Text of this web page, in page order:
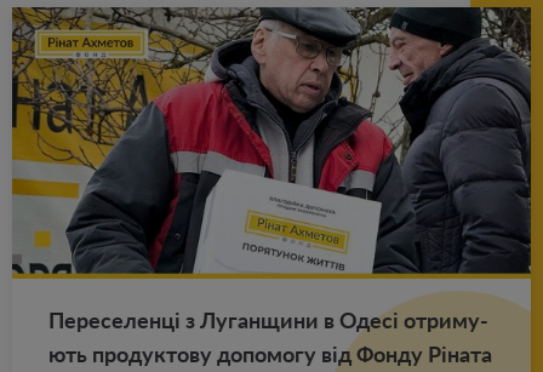
Пе­ре­се­ленці з Лу­ган­щи­ни в Одесі от­ри­му­
ють про­дук­то­ву до­по­мо­гу від Фонду Ріната